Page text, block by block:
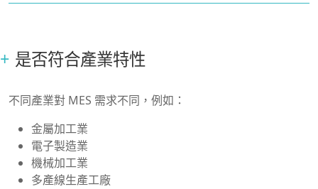
是否符合產業特性
不同產業對 MES 需求不同，例如：
金屬加工業
電子製造業
機械加工業
多產線生產工廠